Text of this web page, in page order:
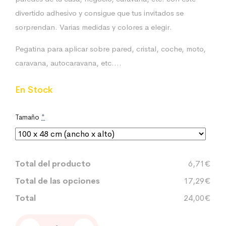
divertido adhesivo y consigue que tus invitados se
sorprendan. Varias medidas y colores a elegir.
Pegatina para aplicar sobre pared, cristal, coche, moto,
caravana, autocaravana, etc….
En Stock
Tamaño *
Total del producto
6,71€
Total de las opciones
17,29€
Total
24,00€